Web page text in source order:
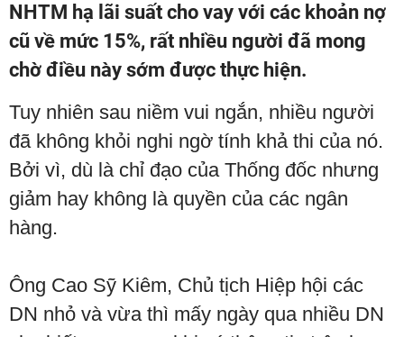
NHTM hạ lãi suất cho vay với các khoản nợ
cũ về mức 15%, rất nhiều người đã mong
chờ điều này sớm được thực hiện.
Tuy nhiên sau niềm vui ngắn, nhiều người
đã không khỏi nghi ngờ tính khả thi của nó.
Bởi vì, dù là chỉ đạo của Thống đốc nhưng
giảm hay không là quyền của các ngân
hàng.
Ông Cao Sỹ Kiêm, Chủ tịch Hiệp hội các
DN nhỏ và vừa thì mấy ngày qua nhiều DN